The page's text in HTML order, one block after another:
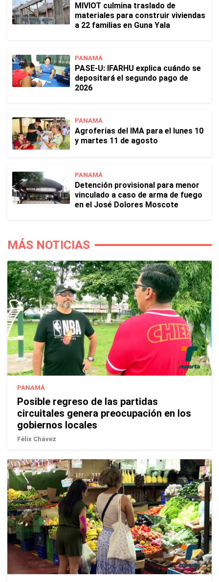
MIVIOT culmina traslado de
materiales para construir viviendas
a 22 familias en Guna Yala
PANAMÁ
PASE-U: IFARHU explica cuándo se
depositará el segundo pago de
2026
PANAMÁ
Agroferias del IMA para el lunes 10
y martes 11 de agosto
PANAMÁ
Detención provisional para menor
vinculado a caso de arma de fuego
en el José Dolores Moscote
MÁS NOTICIAS
PANAMÁ
Posible regreso de las partidas
circuitales genera preocupación en los
gobiernos locales
Félix Chávez